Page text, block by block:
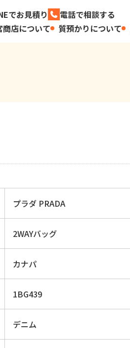
でお見積り
電話で相談する
商店について
質預かりについて
プラダ PRADA
2WAYバッグ
カナパ
1BG439
デニム